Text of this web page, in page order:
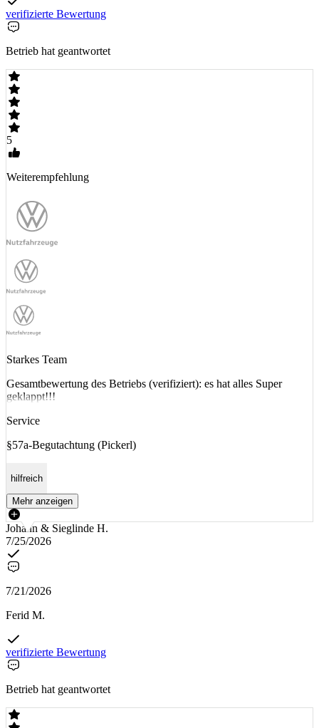
verifizierte Bewertung
Betrieb hat geantwortet
5
Weiterempfehlung
Starkes Team
Gesamtbewertung des Betriebs (verifiziert): es hat alles Super
geklappt!!!
Service
§57a-Begutachtung (Pickerl)
hilfreich
Mehr anzeigen
Johann & Sieglinde H.
7/25/2026
7/21/2026
Ferid M.
verifizierte Bewertung
Betrieb hat geantwortet